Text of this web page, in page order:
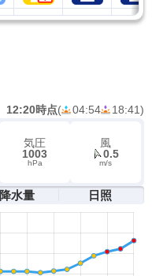
12:20時点( 04:54 18:41)
気圧
1003
hPa
風
0.5
m/s
降水量 日照